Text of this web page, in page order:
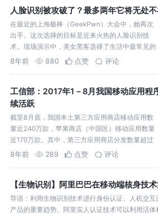
景、多个系统中用同一个…
人脸识别被攻破了？最多两年它将无处不
在最近的上海极棒（GeekPwn）大会中，她再次
出手。这次选择的目标是近来火热的人脸识别技
术。现场演示中，美女黑客选择了生活中最常见的
门禁系统，短短两分半的时间就刷脸成功。
8年前 880 点赞 评论
工信部：2017年1－8月我国移动应用程
续活跃
截至8月底，我国本土第三方应用商店移动应用数
量近240万款，苹果商店（中国区）移动应用数量
近170万款。其中，第三方应用商店分发数量超过
7217亿…
8年前 289 点赞 评论
【生物识别】阿里巴巴在移动端核身技
导语：利用生物识别技术进行身份认证、人机交
产品的重要趋势。阿里实人认证技术可以利用活